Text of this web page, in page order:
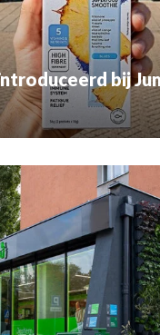
bij